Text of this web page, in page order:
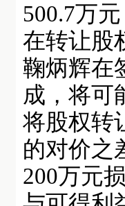
500.7万
在转让股
鞠炳辉在
成，将可
将股权转
的对价之
200万元